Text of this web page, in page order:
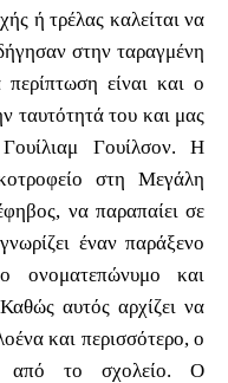
ή τρέλας καλείται να
στην ταραγμένη
είναι και ο
ταυτότητά του και μας
Γουίλσον. Η
στη Μεγάλη
να παραπαίει σε
έναν παράξενο
ονοματεπώνυμο και
αυτός αρχίζει να
και περισσότερο, ο
από το σχολείο. Ο